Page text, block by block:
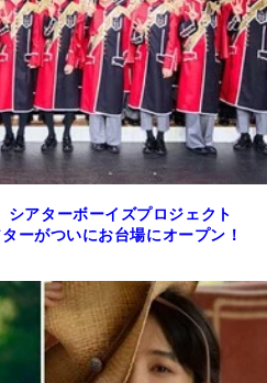
シアターボーイズプロジェクト
ーがついにお台場にオープン！